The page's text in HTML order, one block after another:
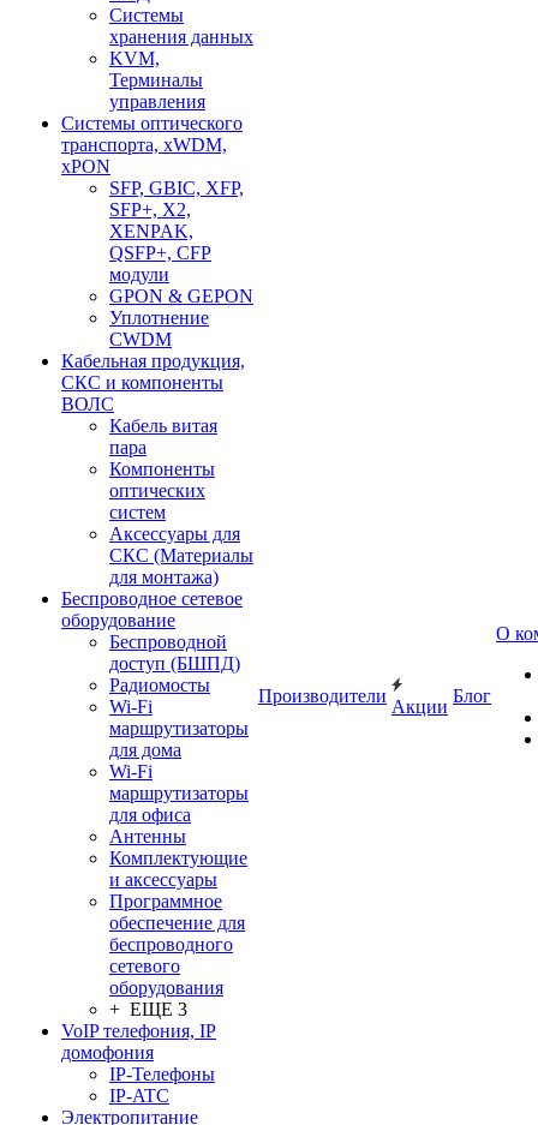
Системы
хранения данных
KVM,
Терминалы
управления
Системы оптического
транспорта, xWDM,
xPON
SFP, GBIC, XFP,
SFP+, X2,
XENPAK,
QSFP+, CFP
модули
GPON & GEPON
Уплотнение
CWDM
Кабельная продукция,
СКС и компоненты
ВОЛС
Кабель витая
пара
Компоненты
оптических
систем
Аксессуары для
СКС (Материалы
для монтажа)
Беспроводное сетевое
оборудование
Беспроводной
доступ (БШПД)
Радиомосты
Wi-Fi
маршрутизаторы
для дома
Wi-Fi
маршрутизаторы
для офиса
Антенны
Комплектующие
и аксессуары
Программное
обеспечение для
беспроводного
сетевого
оборудования
+ ЕЩЕ 3
VoIP телефония, IP
домофония
IP-Телефоны
IP-ATC
Электропитание
Производители
Акции
Блог
О